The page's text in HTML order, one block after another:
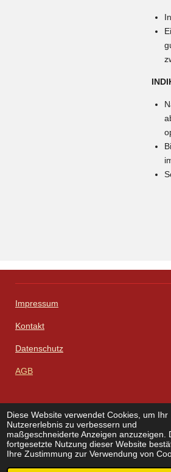
Diese Website verwendet Cookies, um Ihr
Nutzererlebnis zu verbessern und
maßgeschneiderte Anzeigen anzuzeigen.
fortgesetzte Nutzung dieser Website
Ihre Zustimmung zur Verwendung von
Impressum
Kontakt
Datenschutz
AGB
W
h
a
t
s
A
F
a
c
e
b
o
I
n
s
t
a
g
L
i
n
k
e
d
X
© 2023 - 2026 Zenner Solutions -